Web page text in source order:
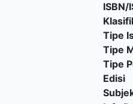
ISBN/
Tipe
Tipe
Tipe
Edisi